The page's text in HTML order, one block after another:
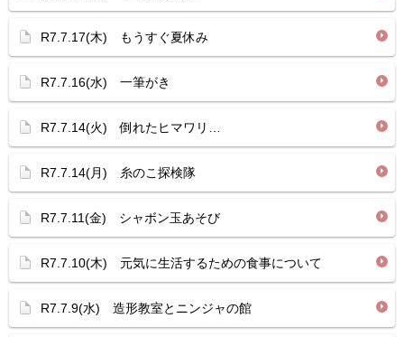
R7.7.17(木) もうすぐ夏休み
R7.7.16(水) 一筆がき
R7.7.14(火) 倒れたヒマワリ…
R7.7.14(月) 糸のこ探検隊
R7.7.11(金) シャボン玉あそび
R7.7.10(木) 元気に生活するための食事について
R7.7.9(水) 造形教室とニンジャの館